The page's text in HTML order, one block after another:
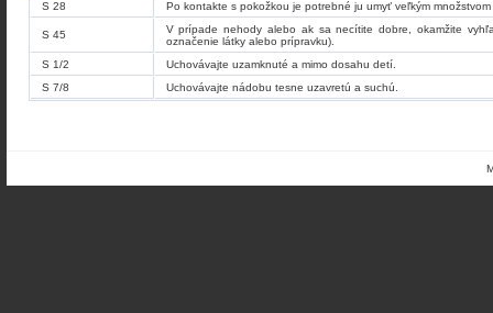
S 28 Po kontakte s pokožkou je potrebné ju umyť veľkým
S 45
V prípade nehody alebo ak sa necítite dobre, okamžite
označenie látky alebo prípravku).
S 1/2
Uchovávajte uzamknuté a mimo dosahu detí.
S 7/8
Uchovávajte nádobu tesne uzavretú a suchú.